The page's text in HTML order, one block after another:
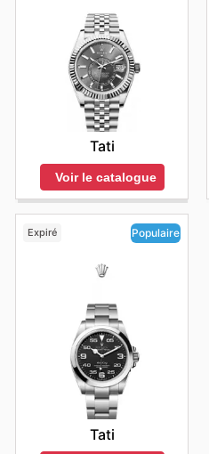
Tati
Voir le catalogue
Expiré Populaire
Tati